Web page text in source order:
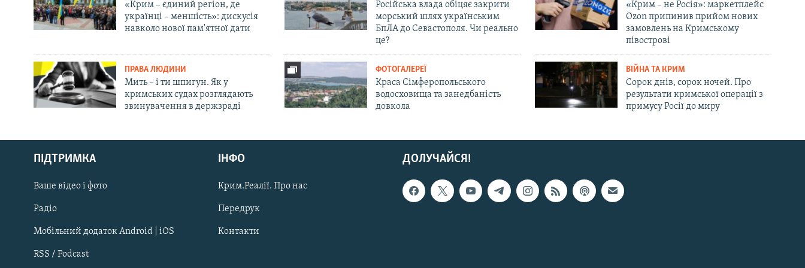
Русский
Qırımtatar
ДОЛУЧАЙСЯ!
«Крим – єдиний регіон, де
українці – меншість»: дискусія
навколо нової пам'ятної дати
Російська влада обіцяє закрити
морський шлях українським
БпЛА до Севастополя. Чи реально
це?
«Крим – не Росія»: маркетплейс
Ozon припинив прийом нових
замовлень на Кримському
півострові
ПРАВА ЛЮДИНИ
Мить – і ти шпигун. Як у
кримських судах розглядають
звинувачення в держзраді
ФОТОГАЛЕРЕЇ
Краса Сімферопольського
водосховища та занедбаність
довкола
ВІЙНА ТА КРИМ
Сорок днів, сорок ночей. Про
результати кримської операції з
примусу Росії до миру
ДОЛУЧАЙСЯ!
ПІДТРИМКА
Ваше відео і фото
Радіо
Мобільний додаток Android | iOS
RSS / Podcast
ІНФО
Крим.Реалії. Про нас
Передрук
Контакти